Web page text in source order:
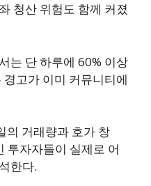
청산 위험도 함께 커졌
는 단 하루에 60% 이상
고가 이미 커뮤니티에
의 거래량과 호가 창
투자자들이 실제로 어
한다.